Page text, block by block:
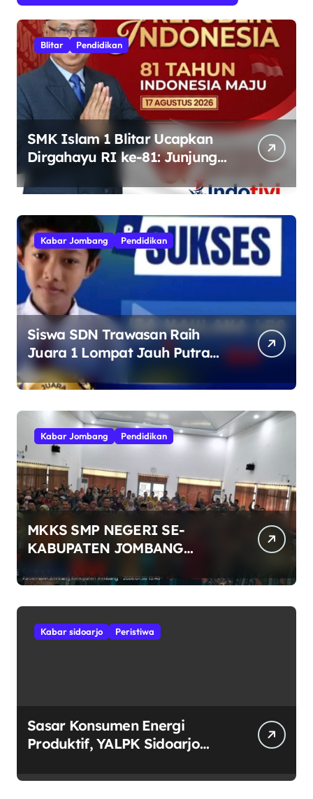
Blitar Pendidikan
SMK Islam 1 Blitar Ucapkan
Dirgahayu RI ke-81: Junjung
Kebhinekaan
Kabar Jombang Pendidikan
Siswa SDN Trawasan Raih
Juara 1 Lompat Jauh Putra
Tingkat Kecamatan Sumobito
di HUT RI ke-81
Kabar Jombang Pendidikan
MKKS SMP NEGERI SE-
KABUPATEN JOMBANG
RAYAKAN HUT RI KE-81
DENGAN SEMANGAT
“INDONESIA BERDAULAT,
ADIL, DAN MAKMUR”
Kabar sidoarjo Peristiwa
Sasar Konsumen Energi
Produktif, YALPK Sidoarjo
Pengemudi Ojol di Candi